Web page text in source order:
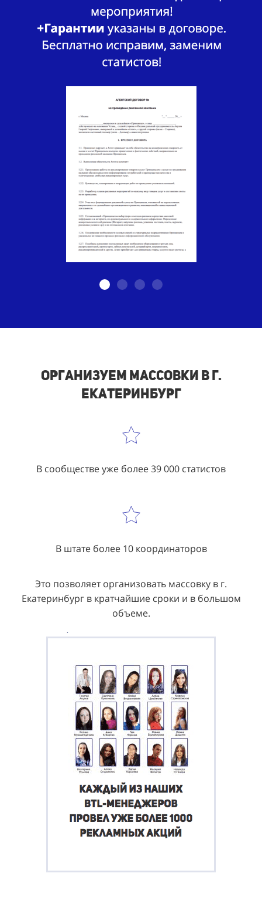
Организуем массовки в г.
Екатеринбург
В сообществе уже более 39 000 статистов
В штате более 10 координаторов
Это позволяет организовать массовку в г.
Екатеринбург в кратчайшие сроки и в большом
объеме.